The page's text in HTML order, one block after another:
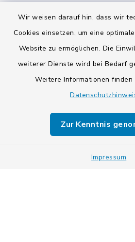
Wir weisen darauf hin, dass wir
Cookies einsetzen, um eine
Website zu ermöglichen. Die
weiterer Dienste wird bei Bedarf
Weitere Informationen finden
Zur Kenntnis
Impressum
Impressum
Sitemap